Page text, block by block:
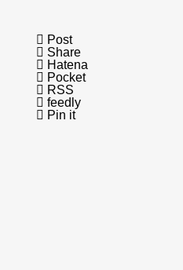
 Post
 Share
 Hatena
 Pocket
 RSS
 feedly
 Pin it